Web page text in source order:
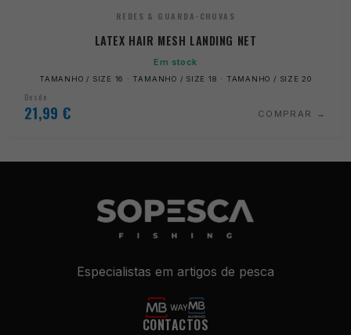
REDES & GUARDA-CHUVAS
LATEX HAIR MESH LANDING NET
Em stock
TAMANHO / SIZE 16 · TAMANHO / SIZE 18 · TAMANHO / SIZE 20
Desde
21,99 € COMPRAR
Especialistas em artigos de pesca
CONTACTOS